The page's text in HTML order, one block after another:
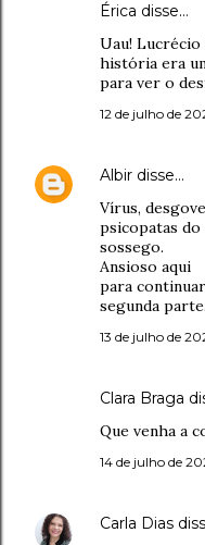
Érica disse…
Uau! Lucrécio
história era
para ver o
12 de julho de
Albir disse…
Vírus,
psicopatas do
sossego.
Ansioso aqui
para
segunda parte.
13 de julho de
Clara Braga
Que venha a
14 de julho de
Carla Dias